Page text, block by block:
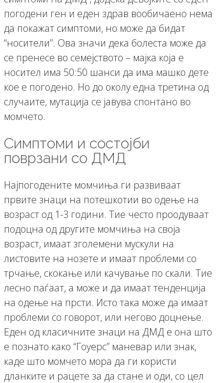
погодени ген и еден здрав вообичаено нема
да покажат симптоми, но може да бидат
“носители”. Ова значи дека болеста може да
се пренесе во семејството – мајка која е
носител има 50:50 шанси да има машко дете
кое е погодено. Но до околу една третина од
случаите, мутација се јавува спонтано во
момчето.
Симптоми и состојби
поврзани со ДМД
Најпогодените момчиња ги развиваат
првите знаци на потешкотии во одење на
возраст од 1-3 години. Тие често проодуваат
подоцна од другите момчиња на своја
возраст, имаат зголемени мускули на
листовите на нозете и имаат проблеми со
трчање, скокање или качување по скали. Тие
лесно паѓаат, а може и да имаат тенденција
на одење на прсти. Исто така може да имаат
проблеми со говорот, или негово доцнење.
Еден од класичните знаци на ДМД е она што
е познато како “Гоуерс” маневар или знак,
каде што момчето мора да ги користи
дланките и рацете за да стане и оди, со цел